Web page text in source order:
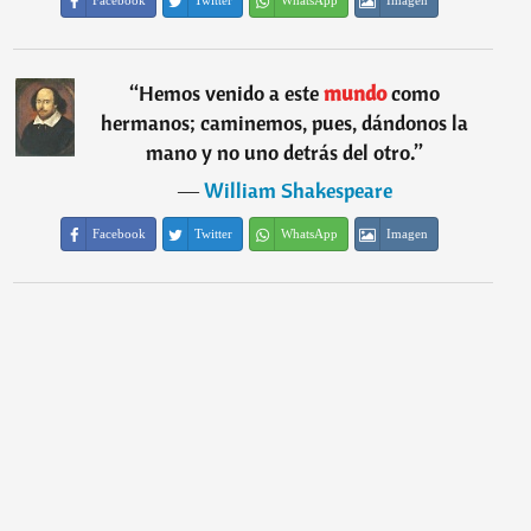
“Hemos venido a estemundocomo
hermanos; caminemos, pues, dándonos la
mano y no uno detrás del otro.”
―William Shakespeare
Facebook Twitter WhatsApp Imagen